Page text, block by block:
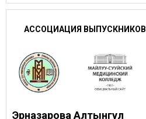
АССОЦИАЦИЯ ВЫПУСКНИКОВ
Эрназарова Алтынгул